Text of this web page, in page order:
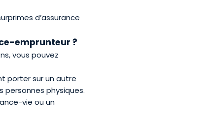
d’assurance
emprunteur ?
vous pouvez
porter sur un autre
personnes physiques.
vie ou un